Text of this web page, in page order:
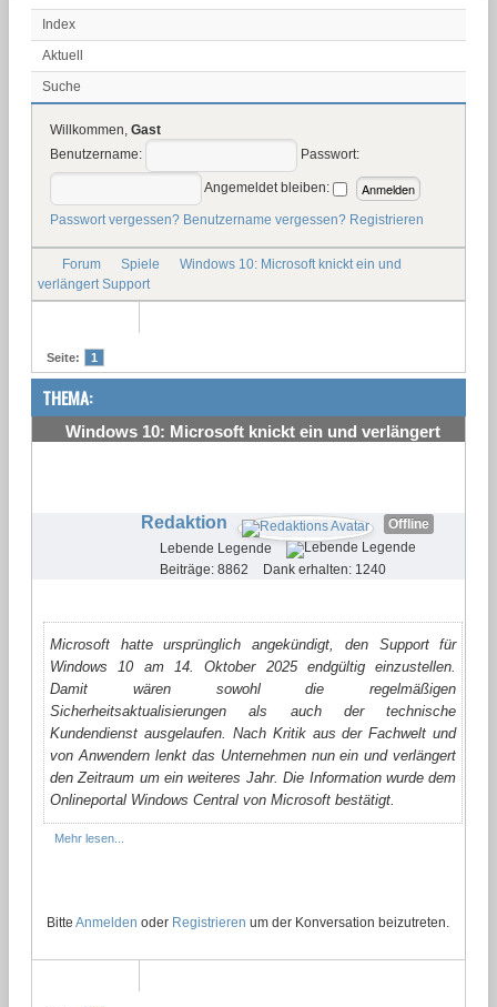
Index
Aktuell
Suche
Willkommen, Gast
Benutzername:
Passwort:
Angemeldet bleiben:
Passwort vergessen? Benutzername vergessen? Registrieren
Forum Spiele
Windows 10: Microsoft knickt ein und
verlängert Support
Seite: 1
THEMA:
Windows 10: Microsoft knickt ein und verlängert
Redaktion
Offline
Lebende Legende
Beiträge: 8862
Dank erhalten: 1240
Microsoft hatte ursprünglich angekündigt, den Support für
Windows 10 am 14. Oktober 2025 endgültig einzustellen.
Damit wären sowohl die regelmäßigen
Sicherheitsaktualisierungen als auch der technische
Kundendienst ausgelaufen. Nach Kritik aus der Fachwelt und
von Anwendern lenkt das Unternehmen nun ein und verlängert
den Zeitraum um ein weiteres Jahr. Die Information wurde dem
Onlineportal Windows Central von Microsoft bestätigt.
Mehr lesen...
Bitte Anmelden oder Registrieren um der Konversation beizutreten.